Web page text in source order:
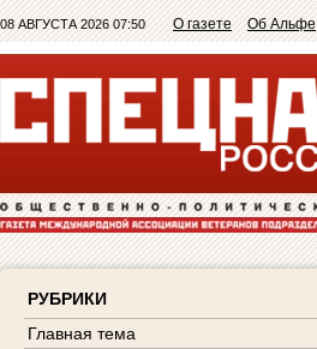
08 АВГУСТА 2026 07:50 О газете Об Альфе
РУБРИКИ
Главная тема